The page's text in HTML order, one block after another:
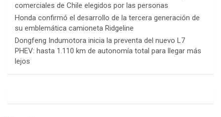
comerciales de Chile elegidos por las personas
Honda confirmó el desarrollo de la tercera generación de
su emblemática camioneta Ridgeline
Dongfeng Indumotora inicia la preventa del nuevo L7
PHEV: hasta 1.110 km de autonomía total para llegar más
lejos